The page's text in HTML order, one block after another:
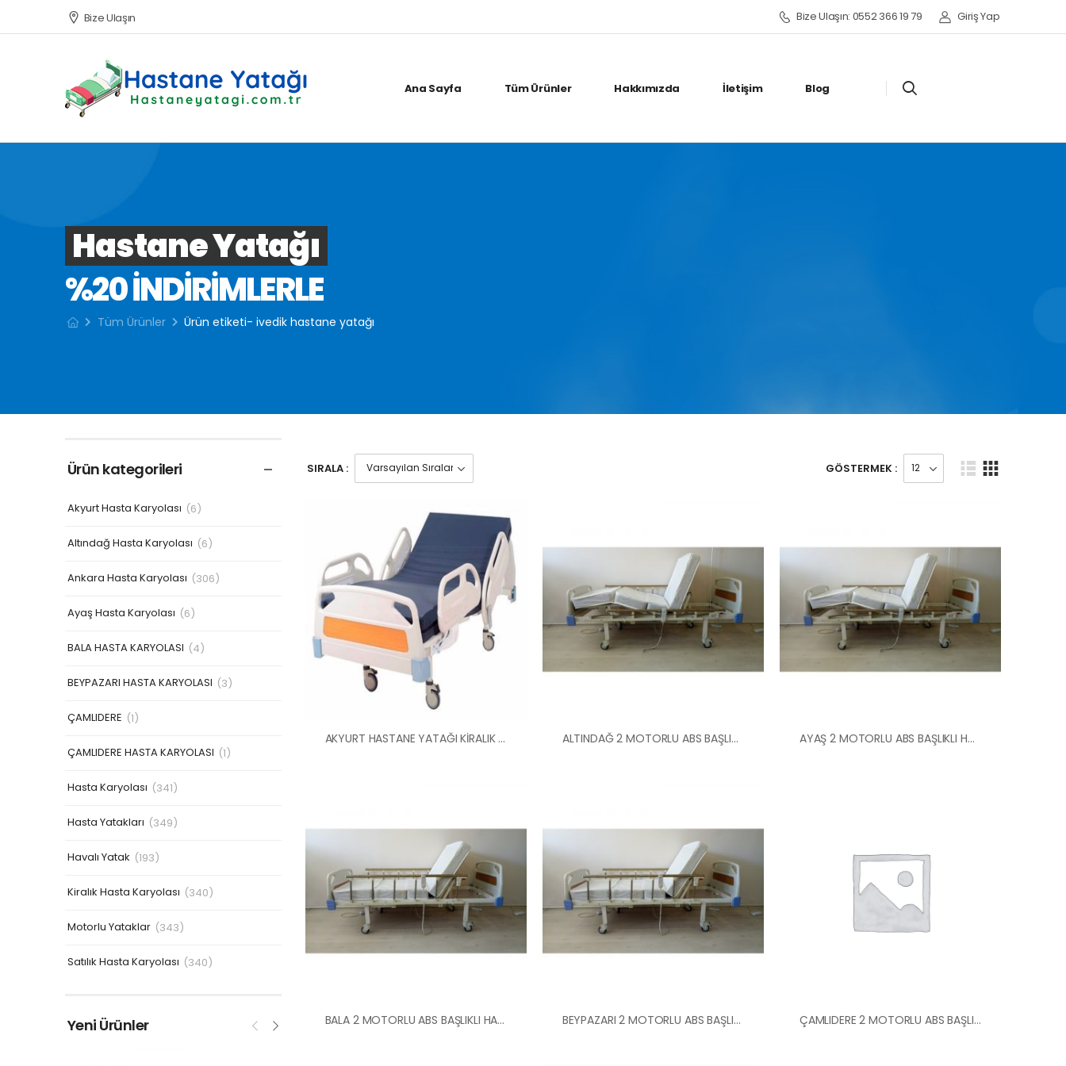
Bize Ulaşın Bize Ulaşın: 0552 366 19 79 Giriş Yap
Ana Sayfa Tüm Ürünler Hakkımızda İletişim Blog
Hastane Yatağı
%20 INDIRIMLERLE
Tüm Ürünler Ürün etiketi- ivedik hastane yatağı
Ürün kategorileri
Akyurt Hasta Karyolası (6)
Altındağ Hasta Karyolası (6)
Ankara Hasta Karyolası (306)
Ayaş Hasta Karyolası (6)
BALA HASTA KARYOLASI (4)
BEYPAZARI HASTA KARYOLASI (3)
ÇAMLIDERE (1)
ÇAMLIDERE HASTA KARYOLASI (1)
Hasta Karyolası (341)
Hasta Yatakları (349)
Havalı Yatak (193)
Kiralık Hasta Karyolası (340)
Motorlu Yataklar (343)
Satılık Hasta Karyolası (340)
Yeni Ürünler
SIRALA : GÖSTERMEK :
AKYURT HASTANE YATAĞI KİRALIK HASTA KARYOLA ALTINDAĞ 2 MOTORLU ABS BAŞLIKLI HASTA YATAĞI AYAŞ 2 MOTORLU ABS BAŞLIKLI HASTA YATAĞI
BALA 2 MOTORLU ABS BAŞLIKLI HASTA KARYOLASI BEYPAZARI 2 MOTORLU ABS BAŞLIKLI HASTA YATAĞI ÇAMLIDERE 2 MOTORLU ABS BAŞLI HASTA YATAĞI